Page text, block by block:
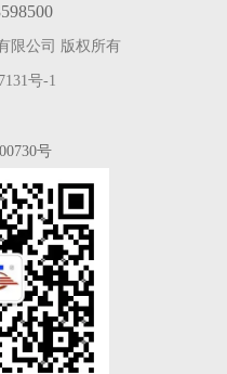
限公司 版权所有
号-1
号